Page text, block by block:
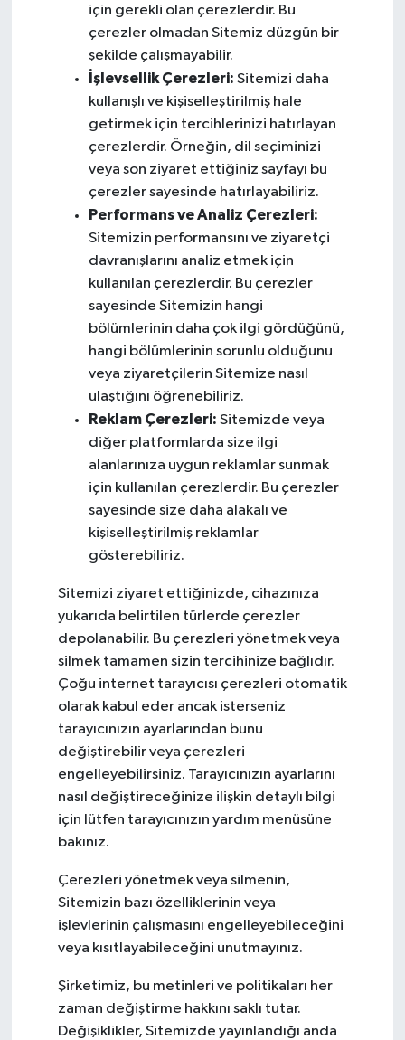
için gerekli olan çerezlerdir. Bu
çerezler olmadan Sitemiz düzgün bir
şekilde çalışmayabilir.
İşlevsellik Çerezleri: Sitemizi daha
kullanışlı ve kişiselleştirilmiş hale
getirmek için tercihlerinizi hatırlayan
çerezlerdir. Örneğin, dil seçiminizi
veya son ziyaret ettiğiniz sayfayı bu
çerezler sayesinde hatırlayabiliriz.
Performans ve Analiz Çerezleri:
Sitemizin performansını ve ziyaretçi
davranışlarını analiz etmek için
kullanılan çerezlerdir. Bu çerezler
sayesinde Sitemizin hangi
bölümlerinin daha çok ilgi gördüğünü,
hangi bölümlerinin sorunlu olduğunu
veya ziyaretçilerin Sitemize nasıl
ulaştığını öğrenebiliriz.
Reklam Çerezleri: Sitemizde veya
diğer platformlarda size ilgi
alanlarınıza uygun reklamlar sunmak
için kullanılan çerezlerdir. Bu çerezler
sayesinde size daha alakalı ve
kişiselleştirilmiş reklamlar
gösterebiliriz.
Sitemizi ziyaret ettiğinizde, cihazınıza
yukarıda belirtilen türlerde çerezler
depolanabilir. Bu çerezleri yönetmek veya
silmek tamamen sizin tercihinize bağlıdır.
Çoğu internet tarayıcısı çerezleri otomatik
olarak kabul eder ancak isterseniz
tarayıcınızın ayarlarından bunu
değiştirebilir veya çerezleri
engelleyebilirsiniz. Tarayıcınızın ayarlarını
nasıl değiştireceğinize ilişkin detaylı bilgi
için lütfen tarayıcınızın yardım menüsüne
bakınız.
Çerezleri yönetmek veya silmenin,
Sitemizin bazı özelliklerinin veya
işlevlerinin çalışmasını engelleyebileceğini
veya kısıtlayabileceğini unutmayınız.
Şirketimiz, bu metinleri ve politikaları her
zaman değiştirme hakkını saklı tutar.
Değişiklikler, Sitemizde yayınlandığı anda